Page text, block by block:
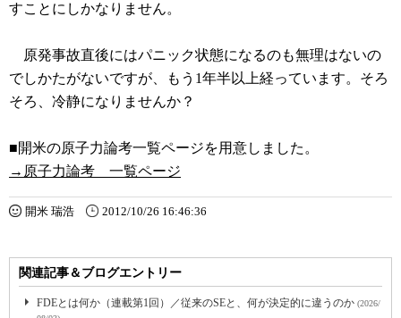
すことにしかなりません。
原発事故直後にはパニック状態になるのも無理はないの
でしかたがないですが、もう1年半以上経っています。そろ
そろ、冷静になりませんか？
■開米の原子力論考一覧ページを用意しました。
→原子力論考 一覧ページ
開米 瑞浩 2012/10/26 16:46:36
関連記事＆ブログエントリー
FDEとは何か（連載第1回）／従来のSEと、何が決定的に違うのか (2026/